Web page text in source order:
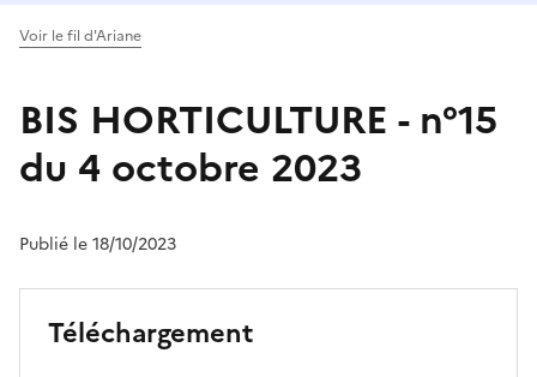
Voir le fil d'Ariane
BIS HORTICULTURE - n°15
du 4 octobre 2023
Publié le 18/10/2023
Téléchargement